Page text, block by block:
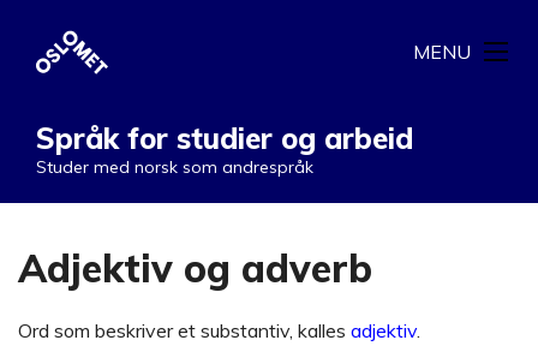
Språk for studier og arbeid
Studer med norsk som andrespråk
MENU
Adjektiv og adverb
Ord som beskriver et substantiv, kalles adjektiv.